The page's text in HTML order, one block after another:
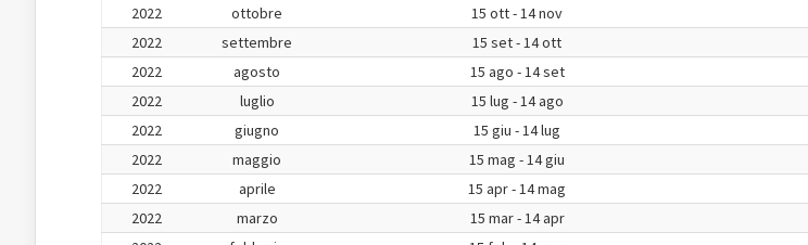
2022
ottobre 15 ott - 14 nov
2022
settembre 15 set - 14 ott
2022
agosto 15 ago - 14 set
2022
luglio 15 lug - 14 ago
2022
giugno 15 giu - 14 lug
2022
maggio 15 mag - 14 giu
2022
aprile 15 apr - 14 mag
2022
marzo 15 mar - 14 apr